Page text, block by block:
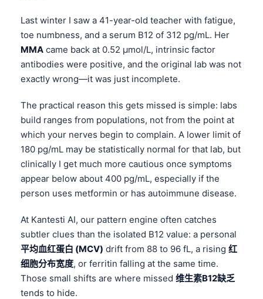
Last winter I saw a 41-year-old teacher with fatigue,
toe numbness, and a serum B12 of 312 pg/mL. Her
MMA came back at 0.52 µmol/L, intrinsic factor
antibodies were positive, and the original lab was not
exactly wrong—it was just incomplete.
The practical reason this gets missed is simple: labs
build ranges from populations, not from the point at
which your nerves begin to complain. A lower limit of
180 pg/mL may be statistically normal for that lab, but
clinically I get much more cautious once symptoms
appear below about 400 pg/mL, especially if the
person uses metformin or has autoimmune disease.
At Kantesti AI, our pattern engine often catches
subtler clues than the isolated B12 value: a personal
平均血红蛋白 (MCV) drift from 88 to 96 fL, a rising 红
细胞分布宽度, or ferritin falling at the same time.
Those small shifts are where missed 维生素B12缺乏
tends to hide.